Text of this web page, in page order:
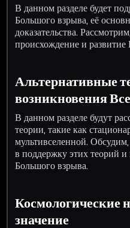
В данном разделе будет
Большого взрыва, её
доказательства.
происхождение и развитие
Альтернативные
возникновения
В данном разделе будут
теории, такие как
мультивселенной.
в поддержку этих теорий
Большого взрыва.
Космологические
значение